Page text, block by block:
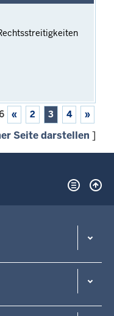
« 2 3 4 »
Seite darstellen ]